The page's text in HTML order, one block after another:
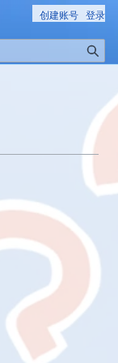
创建账号 登录